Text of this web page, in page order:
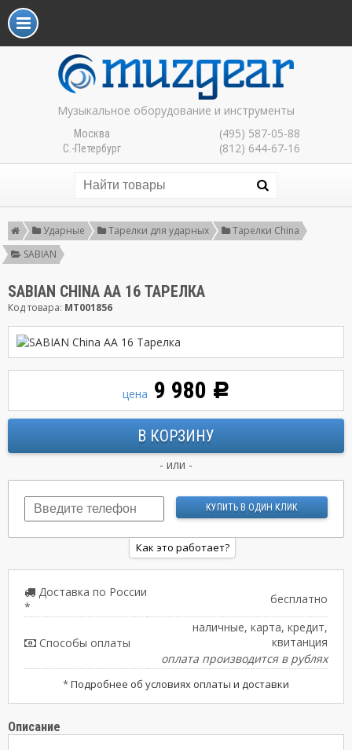
Музыкальное оборудование и инструменты
Москва (495) 587-05-88
С.-Петербург (812) 644-67-16
Ударные Тарелки для ударных
Тарелки China
SABIAN
SABIAN CHINA AA 16 ТАРЕЛКА
Код товара: MT001856
цена 9 980 Р
- или -
Как это работает?
Доставка по России
*
бесплатно
Способы оплаты
наличные, карта, кредит,
квитанция
оплата производится в рублях
*Подробнее об условиях оплаты и доставки
Описание